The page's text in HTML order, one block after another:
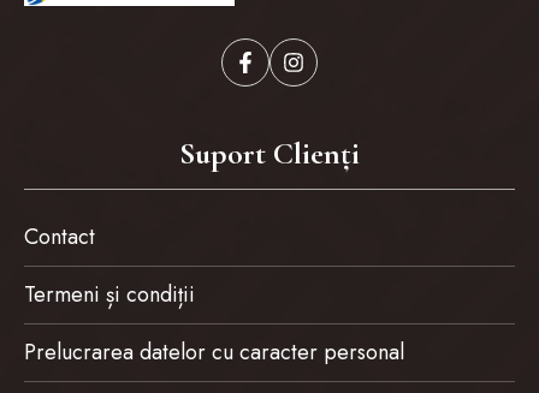
Suport Clienți
Contact
Termeni și condiții
Prelucrarea datelor cu caracter personal